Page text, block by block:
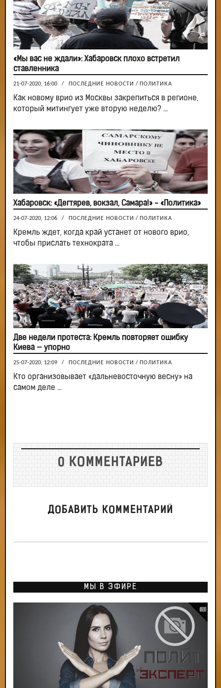
«Мы вас не ждали»: Хабаровск плохо встретил
ставленника
21-07-2020, 16:00 / ПОСЛЕДНИЕ НОВОСТИ / ПОЛИТИКА
Как новому врио из Москвы закрепиться в регионе,
который митингует уже вторую неделю? ...
Хабаровск: «Дегтярев, вокзал, Самара!» - «Политика»
24-07-2020, 12:06 / ПОСЛЕДНИЕ НОВОСТИ / ПОЛИТИКА
Кремль ждет, когда край устанет от нового врио,
чтобы прислать технократа ...
Две недели протеста: Кремль повторяет ошибку
Киева — упорно
25-07-2020, 12:09 / ПОСЛЕДНИЕ НОВОСТИ / ПОЛИТИКА
Кто организовывает «дальневосточную весну» на
самом деле ...
0 КОММЕНТАРИЕВ
ДОБАВИТЬ КОММЕНТАРИЙ
МЫ В ЭФИРЕ